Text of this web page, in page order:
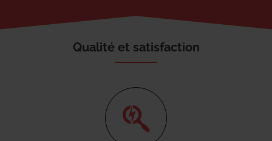
Qualité et satisfaction